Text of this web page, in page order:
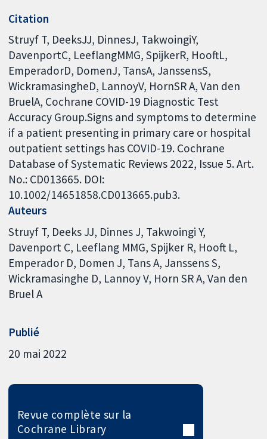
Citation
Struyf T, DeeksJJ, DinnesJ, TakwoingiY,
DavenportC, LeeflangMMG, SpijkerR, HooftL,
EmperadorD, DomenJ, TansA, JanssensS,
WickramasingheD, LannoyV, HornSR A, Van den
BruelA, Cochrane COVID-19 Diagnostic Test
Accuracy Group.Signs and symptoms to determine
if a patient presenting in primary care or hospital
outpatient settings has COVID-19. Cochrane
Database of Systematic Reviews 2022, Issue 5. Art.
No.: CD013665. DOI:
10.1002/14651858.CD013665.pub3.
Auteurs
Struyf T Deeks JJ Dinnes J Takwoingi Y
Davenport C Leeflang MMG Spijker R Hooft L
Emperador D Domen J Tans A Janssens S
Wickramasinghe D Lannoy V Horn SR A Van den
Bruel A
Publié
20 mai 2022
Revue complète sur la
Cochrane Library